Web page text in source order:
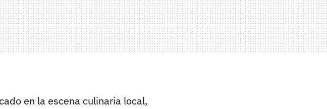
en la escena culinaria local,